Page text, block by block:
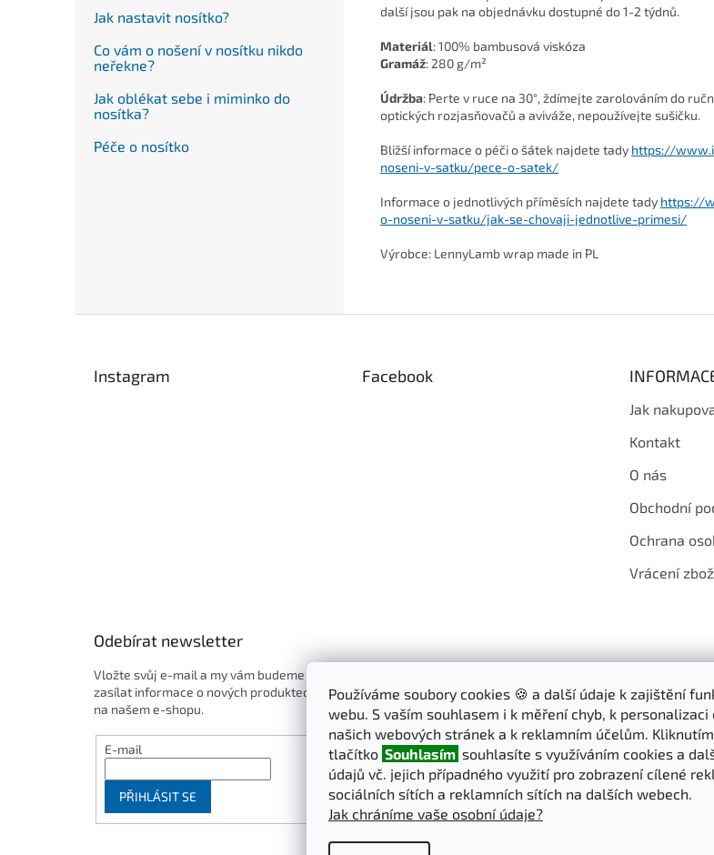
Používáme soubory cookies 🍪 a další údaje k zajištění
webu. S vaším souhlasem i k měření chyb, k personalizaci
našich webových stránek a k reklamním účelům.
tlačítko Souhlasím souhlasíte s využíváním cookies a
údajů vč. jejich případného využití pro zobrazení cílené
sociálních sítích a reklamních sítích na dalších webech.
Jak chráníme vaše osobní údaje?
Jak nastavit nosítko?
Co vám o nošení v nosítku nikdo
neřekne?
Jak oblékat sebe i miminko do
nosítka?
Péče o nosítko
další jsou pak na objednávku dostupné do 1-2 týdnů.
Materiál:100% bambusová viskóza
Gramáž: 280 g/m²
Údržba: Perte v ruce na 30°, ždímejte zarolováním do
optických rozjasňovačů a aviváže, nepoužívejte sušičku.
Bližší informace o péči o šátek najdete tady https://
noseni-v-satku/pece-o-satek/
Informace o jednotlivých příměsích najdete tady https://
o-noseni-v-satku/jak-se-chovaji-jednotlive-primesi/
Výrobce: LennyLamb wrap made in PL
Instagram Facebook
Jak
Kontakt
O nás
Obchodní
Ochrana
Vrácení
Odebírat newsletter
Vložte svůj e-mail a my vám budeme
zasílat informace o nových produktech
na našem e-shopu.
E-mail
PŘIHLÁSIT SE